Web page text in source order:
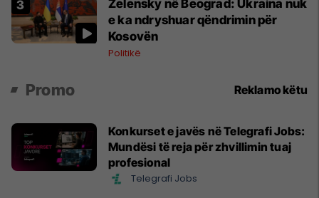
Zelensky në Beograd: Ukraina nuk
e ka ndryshuar qëndrimin për
Kosovën
Politikë
Promo Reklamo këtu
Konkurset e javës në Telegrafi Jobs:
Mundësi të reja për zhvillimin tuaj
profesional
Telegrafi Jobs